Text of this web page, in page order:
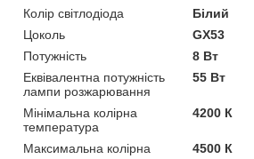
Колір світлодіода
Білий
Цоколь
GX53
Потужність
8 Вт
Еквівалентна потужність
лампи розжарювання
55 Вт
Мінімальна колірна
температура
4200 К
Максимальна колірна
4500 К